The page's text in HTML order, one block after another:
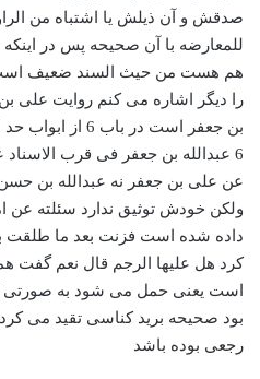
صدقش و آن ذیلش یا اشتباه من
للمعارضه با آن صحیحه پس در
هم هست من حیث السند ضعیف
را دیگر اشاره می کنم روایت علی
بن جعفر است در
6 عبدالله بن جعفر فی قرب
عن علی بن جعفر نه عبدالله بن
ولکن خودش توثیق ندارد سئلته عن
داده شده است فزنت بعد ما طلقت
کرد هل علیها الرجم قال نعم گفت
است یعنی حمل می شود به
بود صحیحه برید کناسی تقید می
رجعی بوده باشد